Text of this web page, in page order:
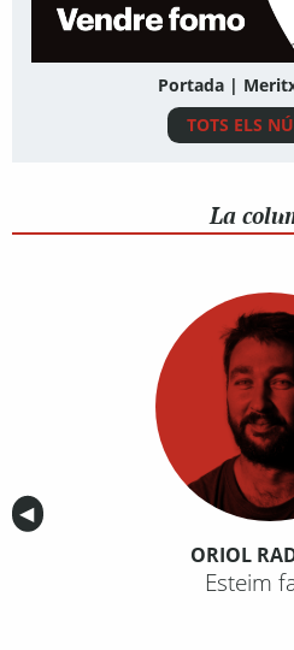
Portada |
TOTS ELS
La
Anterior
◀︎
ORIOL
Esteim